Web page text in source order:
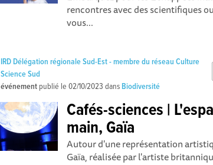
rencontres avec des scientifiques
vous...
IRD Délégation régionale Sud-Est - membre du réseau Culture
Science Sud
événement publié le02/10/2023 dans Biodiversité
Cafés-sciences |
main, Gaïa
Autour d'une représentation
Gaïa, réalisée par l'artiste